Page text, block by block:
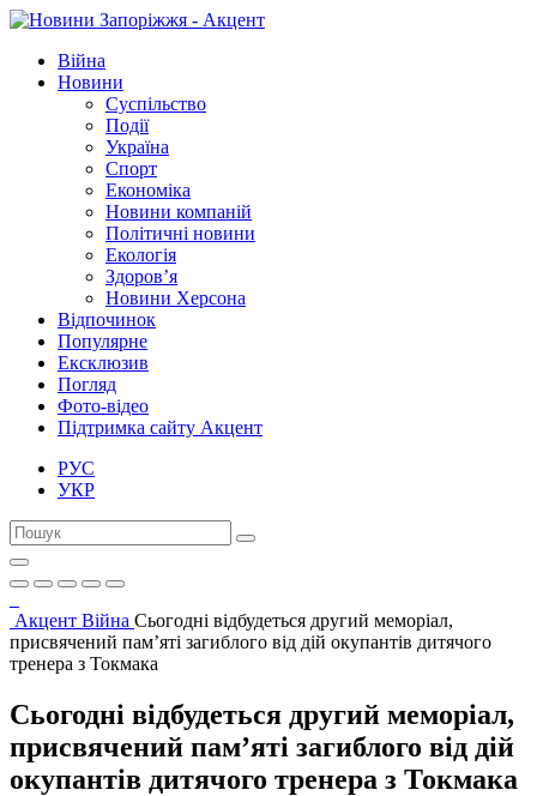
Війна
Новини
Суспільство
Події
Україна
Спорт
Економіка
Новини компаній
Політичні новини
Екологія
Здоров’я
Новини Херсона
Відпочинок
Популярне
Ексклюзив
Погляд
Фото-відео
Підтримка сайту Акцент
РУС
УКР
Акцент Війна Сьогодні відбудеться другий меморіал,
присвячений пам’яті загиблого від дій окупантів дитячого
тренера з Токмака
Сьогодні відбудеться другий меморіал,
присвячений пам’яті загиблого від дій
окупантів дитячого тренера з Токмака